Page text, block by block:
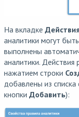
На вкладке
аналитики могут
выполнены
аналитики. Действия
нажатием строки
добавлены из
кнопки Добавить):